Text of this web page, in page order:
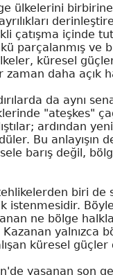
ülkelerini
çatışma içinde
parçalanmış ve
küresel
zaman daha açık
da aynı
"ateşkes"
ardından
Bu anlayışın
barış değil,
biri de
istenmesidir.
ne bölge
Kazanan yalnızca
küresel güçler
yaşanan son